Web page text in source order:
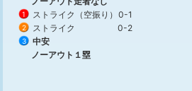
1 ストライク（空振り） 0-1
2 ストライク 0-2
3
中安
ノーアウト１塁